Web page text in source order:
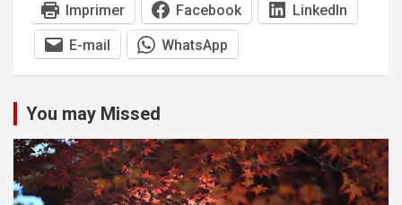
Imprimer Facebook LinkedIn
E-mail WhatsApp
You may Missed